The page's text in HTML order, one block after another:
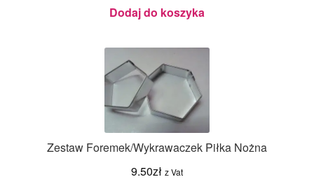
Dodaj do koszyka
Zestaw Foremek/Wykrawaczek Piłka Nożna
9.50zł z Vat